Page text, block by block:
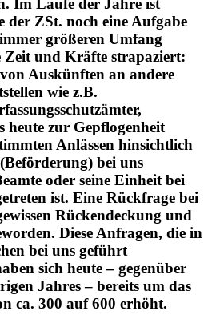
Im Laufe der Jahre ist
ZSt. noch eine Aufgabe
größeren Umfang
und Kräfte strapaziert:
Auskünften an andere
wie z.B.
heute zur Gepflogenheit
Anlässen hinsichtlich
bei uns
oder seine Einheit bei
ist. Eine Rückfrage bei
Rückendeckung und
Diese Anfragen, die in
bei uns geführt
sich heute – gegenüber
Jahres – bereits um das
ca. 300 auf 600 erhöht.